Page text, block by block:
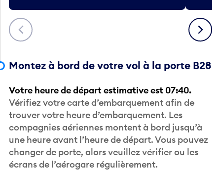
Précédent Suivant
Montez à bord de votre vol à la porte B28
Votre heure de départ estimative est 07:40.
Vérifiez votre carte d’embarquement afin de
trouver votre heure d’embarquement. Les
compagnies aériennes montent à bord jusqu’à
une heure avant l’heure de départ. Vous pouvez
changer de porte, alors veuillez vérifier ou les
écrans de l’aérogare régulièrement.